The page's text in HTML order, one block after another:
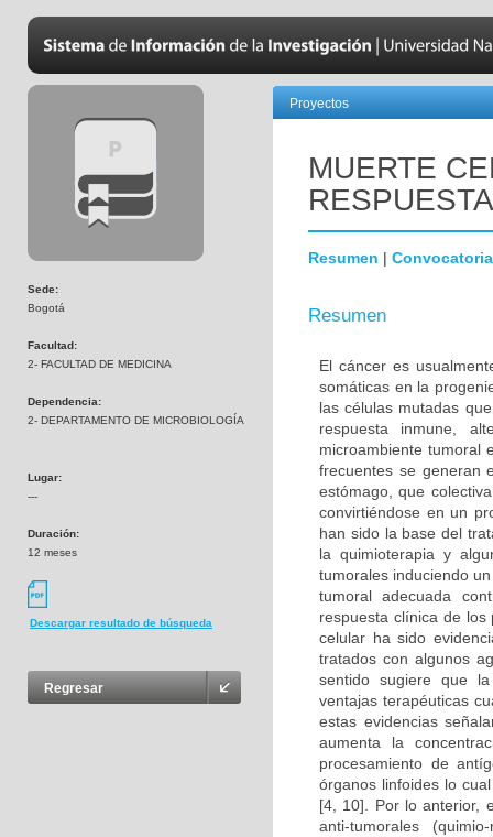
Sede:
Bogotá
Facultad:
2- FACULTAD DE MEDICINA
Dependencia:
2- DEPARTAMENTO DE MICROBIOLOGÍA
Lugar:
---
Duración:
12 meses
Descargar resultado de búsqueda
Regresar
Proyectos
MUERTE
Resumen | Convocatoria
Resumen
El cáncer es
somáticas en la
las células mutadas
respuesta inmune,
microambiente tumoral
frecuentes se generan
estómago, que
convirtiéndose en un
han sido la base del
la quimioterapia y
tumorales induciendo
tumoral adecuada
respuesta clínica de
celular ha sido
tratados con algunos
sentido sugiere que
ventajas terapéuticas
estas evidencias
aumenta la
procesamiento de
órganos linfoides lo
[4, 10]. Por lo anterior,
anti-tumorales